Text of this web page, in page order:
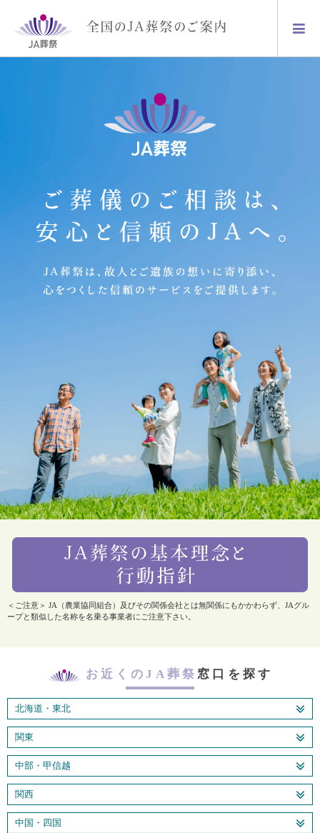
＜ご注意＞ JA（農業協同組合）及びその関係会社とは無関係にもかかわらず、JAグル
ープと類似した名称を名乗る事業者にご注意下さい。
お近くのJA葬祭 窓口を探す
北海道・東北
関東
中部・甲信越
関西
中国・四国